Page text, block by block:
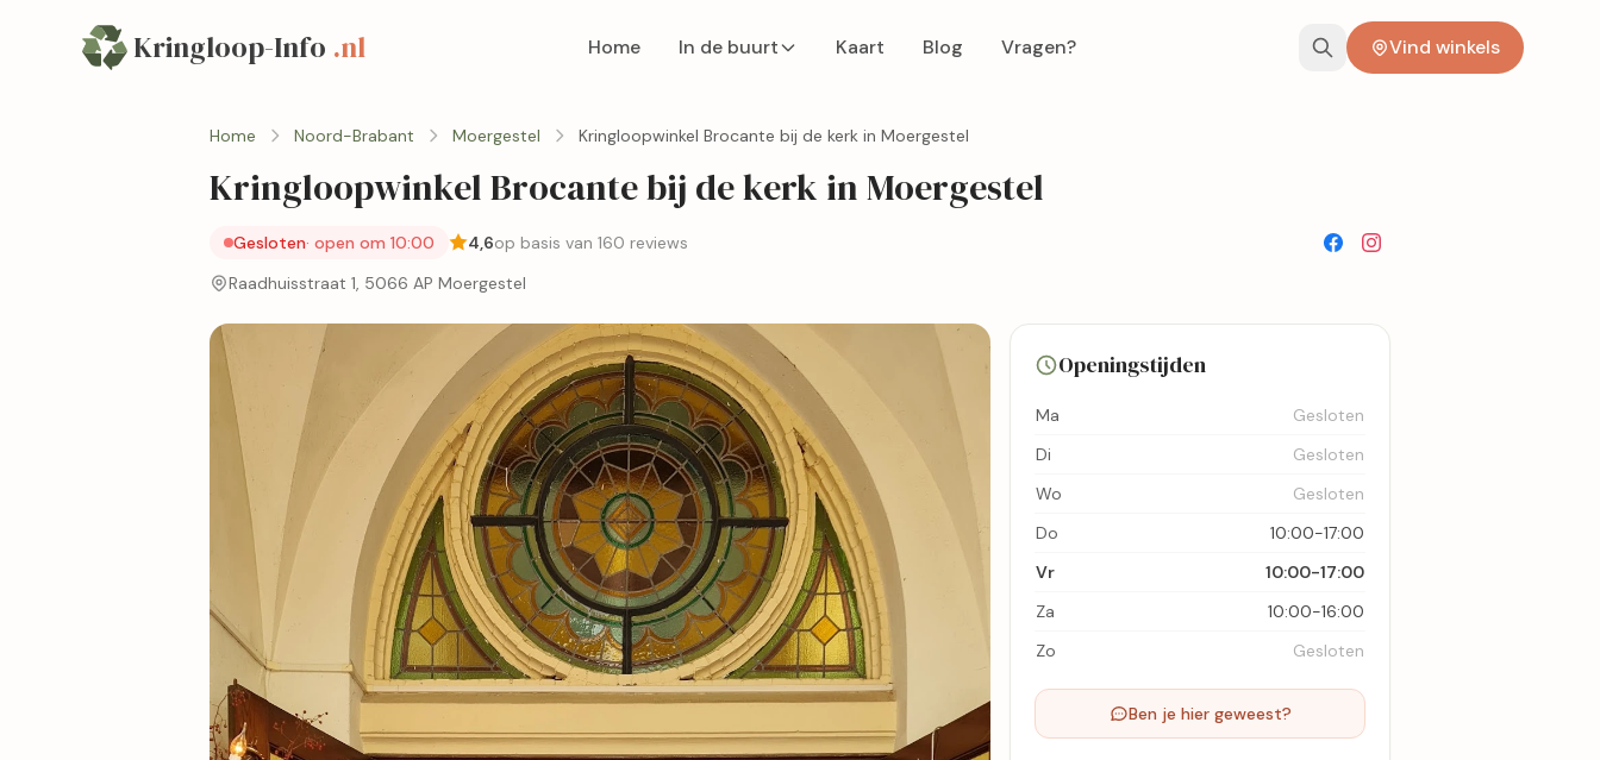
Kringloop-Info .nl Home In de buurt Kaart Blog Vragen? Vind winkels
Home Noord-Brabant Moergestel Kringloopwinkel Brocante bij de kerk in Moergestel
Kringloopwinkel Brocante bij de kerk in Moergestel
Gesloten· open om 10:00 4,6op basis van 160 reviews
Raadhuisstraat 1, 5066 AP Moergestel
Openingstijden
Ma
Gesloten
Di
Gesloten
Wo
Gesloten
Do
10:00-17:00
Vr
10:00-17:00
Za
10:00-16:00
Zo
Gesloten
Ben je hier geweest?